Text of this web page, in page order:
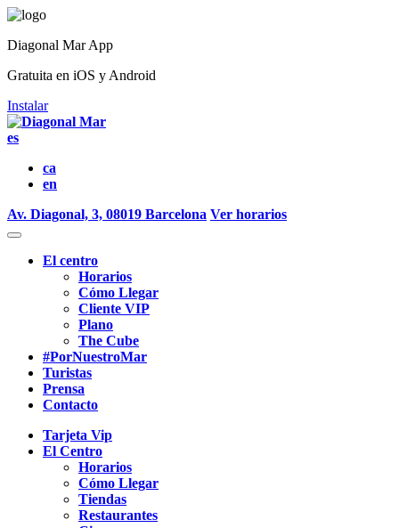
Diagonal Mar App
Gratuita en iOS y Android
Instalar
es
ca
en
Av. Diagonal, 3, 08019 Barcelona Ver horarios
El centro
Horarios
Cómo Llegar
Cliente VIP
Plano
The Cube
#PorNuestroMar
Turistas
Prensa
Contacto
Tarjeta Vip
El Centro
Horarios
Cómo Llegar
Tiendas
Restaurantes